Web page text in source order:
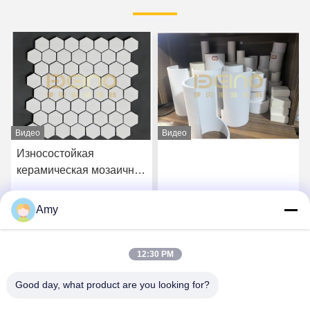
Видео
Износостойкая
керамическая мозаичная
алюминиевая
керамическаяПолучите самую
Видео
Amy
12:30 PM
Good day, what product are you looking for?